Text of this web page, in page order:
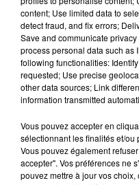
aspergé sa
d'un liquide
UNE
OPÉRER DE LA
La famille a porté
reconnu sa
content; Use limited data to
detect fraud, and fix errors;
Save and communicate
process personal data such as
following functionalities:
requested; Use precise
other data sources; Link
information transmitted
Vous pouvez accepter en
sélectionnant les finalités et/ou
Vous pouvez également
accepter". Vos préférences ne
pouvez mettre à jour vos